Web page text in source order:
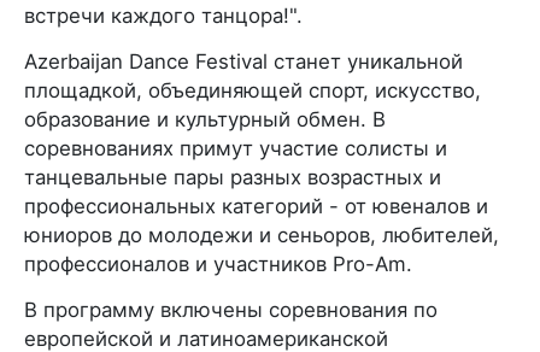
встречи каждого танцора!".
Azerbaijan Dance Festival станет уникальной
площадкой, объединяющей спорт, искусство,
образование и культурный обмен. В
соревнованиях примут участие солисты и
танцевальные пары разных возрастных и
профессиональных категорий - от ювеналов и
юниоров до молодежи и сеньоров, любителей,
профессионалов и участников Pro-Am.
В программу включены соревнования по
европейской и латиноамериканской